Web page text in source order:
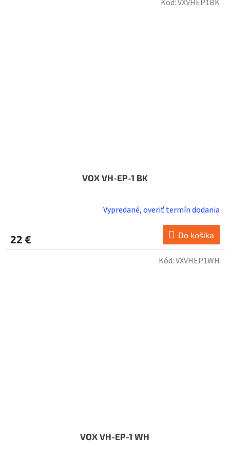
VOX VH-EP-1 BK
Vypredané, overiť termín dodania
22 € Do košíka
Kód:VXVHEP1BK
VOX VH-EP-1 WH
Kód:VXVHEP1WH